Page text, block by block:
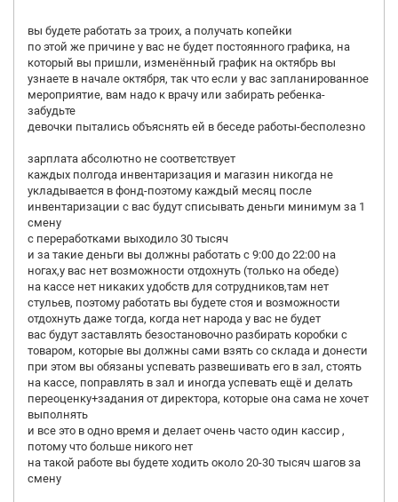
вы будете работать за троих, а получать копейки
по этой же причине у вас не будет постоянного графика, на
который вы пришли, изменённый график на октябрь вы
узнаете в начале октября, так что если у вас запланированное
мероприятие, вам надо к врачу или забирать ребенка-
забудьте
девочки пытались объяснять ей в беседе работы-бесполезно
зарплата абсолютно не соответствует
каждых полгода инвентаризация и магазин никогда не
укладывается в фонд-поэтому каждый месяц после
инвентаризации с вас будут списывать деньги минимум за 1
смену
с переработками выходило 30 тысяч
и за такие деньги вы должны работать с 9:00 до 22:00 на
ногах,у вас нет возможности отдохнуть (только на обеде)
на кассе нет никаких удобств для сотрудников,там нет
стульев, поэтому работать вы будете стоя и возможности
отдохнуть даже тогда, когда нет народа у вас не будет
вас будут заставлять безостановочно разбирать коробки с
товаром, которые вы должны сами взять со склада и донести
при этом вы обязаны успевать развешивать его в зал, стоять
на кассе, поправлять в зал и иногда успевать ещё и делать
переоценку+задания от директора, которые она сама не хочет
выполнять
и все это в одно время и делает очень часто один кассир ,
потому что больше никого нет
на такой работе вы будете ходить около 20-30 тысяч шагов за
смену